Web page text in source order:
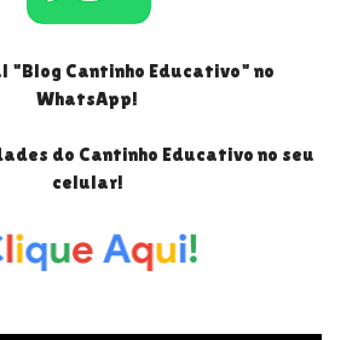
"Blog Cantinho Educativo" no
WhatsApp!
do Cantinho Educativo no seu
celular!